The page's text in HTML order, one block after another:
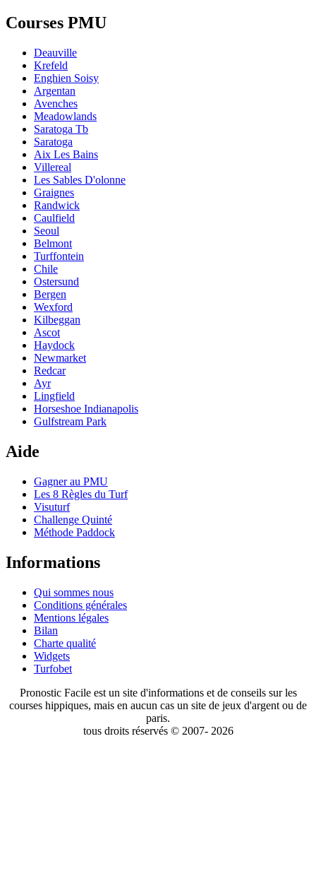
Courses PMU
Deauville
Krefeld
Enghien Soisy
Argentan
Avenches
Meadowlands
Saratoga Tb
Saratoga
Aix Les Bains
Villereal
Les Sables D'olonne
Graignes
Randwick
Caulfield
Seoul
Belmont
Turffontein
Chile
Ostersund
Bergen
Wexford
Kilbeggan
Ascot
Haydock
Newmarket
Redcar
Ayr
Lingfield
Horseshoe Indianapolis
Gulfstream Park
Aide
Gagner au PMU
Les 8 Règles du Turf
Visuturf
Challenge Quinté
Méthode Paddock
Informations
Qui sommes nous
Conditions générales
Mentions légales
Bilan
Charte qualité
Widgets
Turfobet
Pronostic Facile est un site d'informations et de conseils sur les
courses hippiques, mais en aucun cas un site de jeux d'argent ou de
paris.
tous droits réservés © 2007- 2026